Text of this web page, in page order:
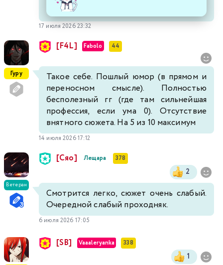
17 июля 2026 23:32
Гуру
[F4L] Fabolo 44
Такое себе. Пошлый юмор (в прямом и
переносном смысле). Полностью
бесполезный гг (где там сильнейшая
профессия, если ума 0). Отсутствие
внятного сюжета. На 5 из 10 максимум
14 июля 2026 17:12
Ветеран
[Сяо] Лещара 378
2
Смотрится легко, сюжет очень слабый.
Очередной слабый проходняк.
6 июля 2026 17:05
[SB] Vaaaleryanka 338
1